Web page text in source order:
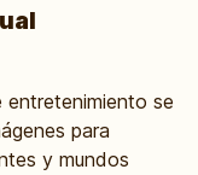
se
para
y mundos